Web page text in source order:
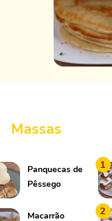
Massas
Panquecas de
Pêssego
Macarrão
1
2